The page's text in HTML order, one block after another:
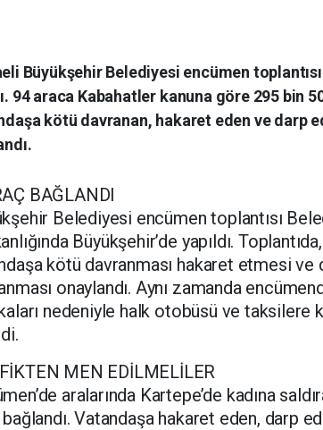
Büyükşehir Belediyesi encümen
94 araca Kabahatler kanuna göre 295 bin
kötü davranan, hakaret eden ve darp
BAĞLANDI
Belediyesi encümen toplantısı
Büyükşehir’de yapıldı.
kötü davranması hakaret etmesi
onaylandı. Aynı zamanda
nedeniyle halk otobüsü ve taksilere
MEN EDİLMELİLER
aralarında Kartepe’de kadına
Vatandaşa hakaret eden, darp